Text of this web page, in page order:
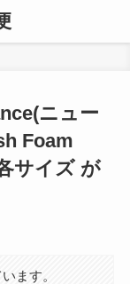
ニュー
Foam
サイズ が
ます。